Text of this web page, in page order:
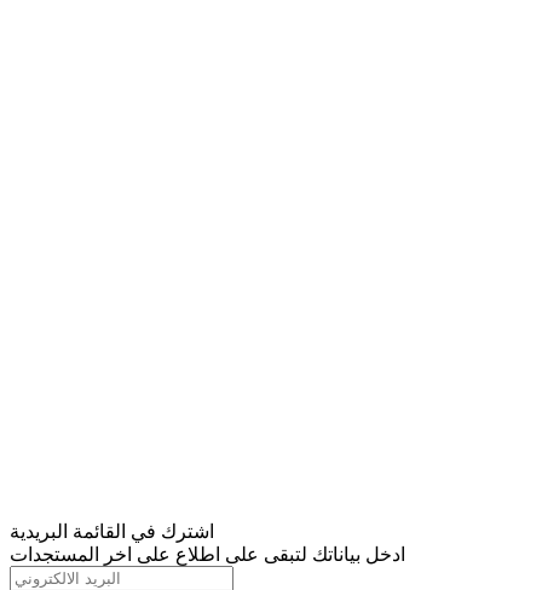
اشترك في القائمة البريدية
ادخل بياناتك لتبقى على اطلاع على اخر المستجدات